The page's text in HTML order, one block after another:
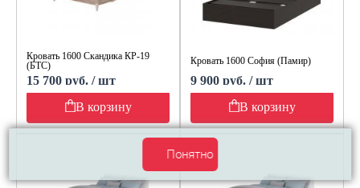
Понятно
Кровать 1600 Скандика КР-19
(БТС)
15 700 руб. / шт
В корзину
Кровать 1600 София (Памир)
9 900 руб. / шт
В корзину